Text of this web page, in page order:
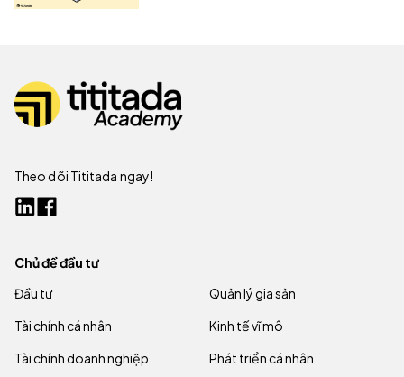
Theo dõi Tititada ngay!
Chủ đề đầu tư
Đầu tư
Quản lý gia sản
Tài chính cá nhân
Kinh tế vĩ mô
Tài chính doanh nghiệp
Phát triển cá nhân